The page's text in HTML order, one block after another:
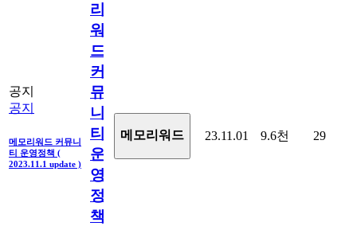
공지
공지
메모리워드 커뮤니
티 운영정책 (
2023.11.1 update )
리
워
드
커
뮤
니
티
운
영
정
책
메모리워드 23.11.01 9.6천 29